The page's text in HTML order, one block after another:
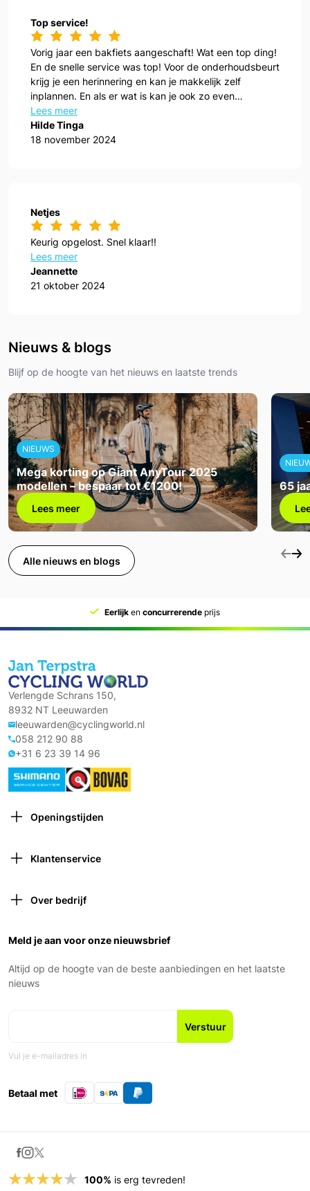
Top service!
Vorig jaar een bakfiets aangeschaft! Wat een top ding!
En de snelle service was top! Voor de onderhoudsbeurt
krijg je een herinnering en kan je makkelijk zelf
inplannen. En als er wat is kan je ook zo even
aanwippen!
Lees meer
Hilde Tinga
18 november 2024
Netjes
Keurig opgelost. Snel klaar!!
Lees meer
Jeannette
21 oktober 2024
Nieuws & blogs
Blijf op de hoogte van het nieuws en laatste trends
NIEUWS
Mega korting op Giant AnyTour 2025
modellen – bespaar tot €1200!
Lees meer
65
Alle nieuws en blogs
Al 65 jaardeskundig advies
Verlengde Schrans 150,
8932 NT Leeuwarden
leeuwarden@cyclingworld.nl
058 212 90 88
+31 6 23 39 14 96
Openingstijden
Dinsdag: 9:00 – 18:00
gesloten om 18:00)
Zondag: Gesloten
Klantenservice
Verzekeringen
Over bedrijf
Ons Team
Nieuws en blogs
Fiets leasen
Meld je aan voor onze nieuwsbrief
Altijd op de hoogte van de beste aanbiedingen en het laatste
nieuws
Vul je e-mailadres in
Betaal met
100% is erg tevreden!